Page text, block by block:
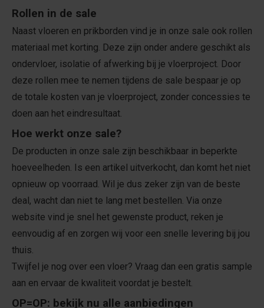
Rollen in de sale
Naast vloeren en prikborden vind je in onze sale ook rollen
materiaal met korting. Deze zijn onder andere geschikt als
ondervloer, isolatie of afwerking bij je vloerproject. Door
deze rollen mee te nemen tijdens de sale bespaar je op
de totale kosten van je vloerproject, zonder concessies te
doen aan het eindresultaat.
Hoe werkt onze sale?
De producten in onze sale zijn beschikbaar in beperkte
hoeveelheden. Is een artikel uitverkocht, dan komt het niet
opnieuw op voorraad. Wil je dus zeker zijn van de beste
deal, wacht dan niet te lang met bestellen. Via onze
website vind je snel het gewenste product, reken je
eenvoudig af en zorgen wij voor een snelle levering bij jou
thuis.
Twijfel je nog over een vloer? Vraag dan een gratis sample
aan en ervaar de kwaliteit voordat je bestelt.
OP=OP: bekijk nu alle aanbiedingen